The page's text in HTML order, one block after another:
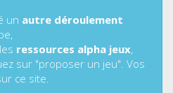
un autre déroulement
ressources alpha jeux,
sur "proposer un jeu". Vos
ce site.